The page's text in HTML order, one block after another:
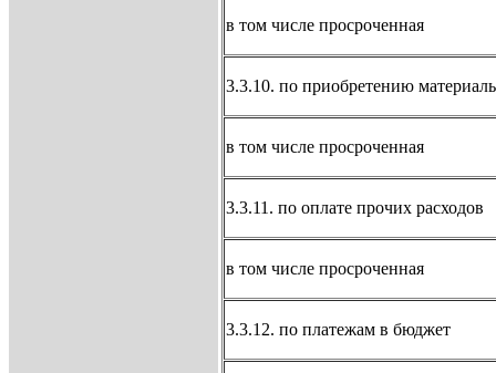
в том числе просроченная
3.3.10. по приобретению
в том числе просроченная
3.3.11. по оплате прочих расходов
в том числе просроченная
3.3.12. по платежам в бюджет